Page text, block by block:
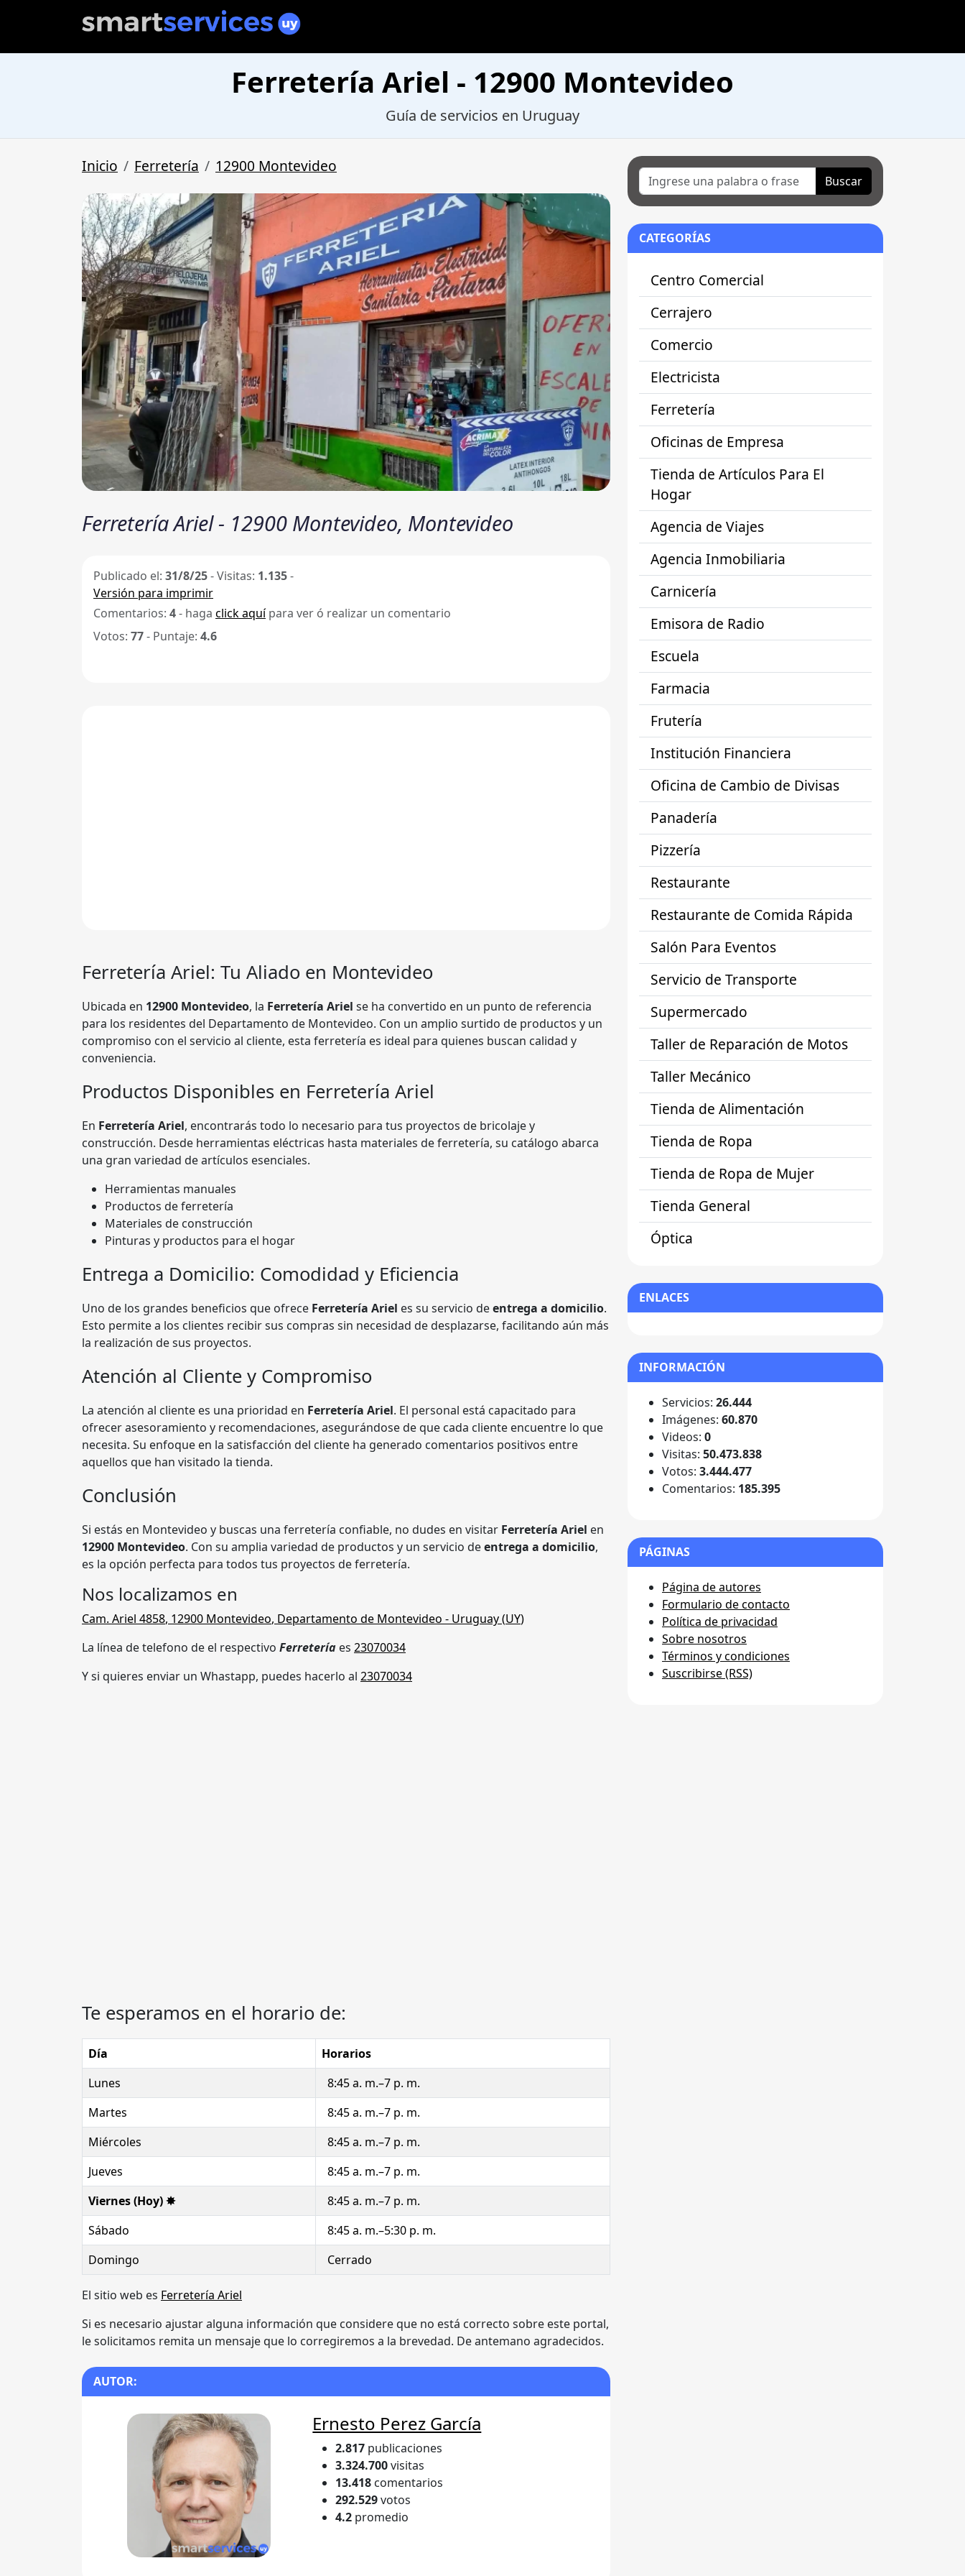
Ferretería Ariel - 12900 Montevideo
Guía de servicios en Uruguay
Inicio Ferretería 12900 Montevideo
Ferretería Ariel - 12900 Montevideo, Montevideo
Publicado el: 31/8/25-Visitas: 1.135-
Versión para imprimir
Comentarios: 4- haga click aquípara ver ó realizar un comentario
Votos: 77- Puntaje: 4.6
Ferretería Ariel: Tu Aliado en Montevideo
Ubicada en 12900 Montevideo, la Ferretería Ariel se ha convertido en un punto de referencia
para los residentes del Departamento de Montevideo. Con un amplio surtido de productos y un
compromiso con el servicio al cliente, esta ferretería es ideal para quienes buscan calidad y
conveniencia.
Productos Disponibles en Ferretería Ariel
En Ferretería Ariel, encontrarás todo lo necesario para tus proyectos de bricolaje y
construcción. Desde herramientas eléctricas hasta materiales de ferretería, su catálogo abarca
una gran variedad de artículos esenciales.
Herramientas manuales
Productos de ferretería
Materiales de construcción
Pinturas y productos para el hogar
Entrega a Domicilio: Comodidad y Eficiencia
Uno de los grandes beneficios que ofrece Ferretería Ariel es su servicio deentrega a domicilio.
Esto permite a los clientes recibir sus compras sin necesidad de desplazarse, facilitando aún más
la realización de sus proyectos.
Atención al Cliente y Compromiso
La atención al cliente es una prioridad en Ferretería Ariel. El personal está capacitado para
ofrecer asesoramiento y recomendaciones, asegurándose de que cada cliente encuentre lo que
necesita. Su enfoque en la satisfacción del cliente ha generado comentarios positivos entre
aquellos que han visitado la tienda.
Conclusión
Si estás en Montevideo y buscas una ferretería confiable, no dudes en visitar Ferretería Ariel en
12900 Montevideo. Con su amplia variedad de productos y un servicio deentrega a domicilio,
es la opción perfecta para todos tus proyectos de ferretería.
Nos localizamos en
Cam. Ariel 4858, 12900 Montevideo, Departamento de Montevideo - Uruguay (UY)
La línea de telefono de el respectivo Ferretería es 23070034
Y si quieres enviar un Whastapp, puedes hacerlo al 23070034
Te esperamos en el horario de:
Día
Horarios
Lunes
8:45 a. m.–7 p. m.
Martes
8:45 a. m.–7 p. m.
Miércoles
8:45 a. m.–7 p. m.
Jueves
8:45 a. m.–7 p. m.
Viernes (Hoy) ✸
8:45 a. m.–7 p. m.
Sábado
8:45 a. m.–5:30 p. m.
Domingo
Cerrado
El sitio web es Ferretería Ariel
Si es necesario ajustar alguna información que considere que no está correcto sobre este portal,
le solicitamos remita un mensaje que lo corregiremos a la brevedad. De antemano agradecidos.
AUTOR:
Ernesto Perez García
2.817 publicaciones
3.324.700visitas
13.418 comentarios
292.529votos
4.2 promedio
Buscar
CATEGORÍAS
Centro Comercial
Cerrajero
Comercio
Electricista
Ferretería
Oficinas de Empresa
Tienda de Artículos Para El
Hogar
Agencia de Viajes
Agencia Inmobiliaria
Carnicería
Emisora de Radio
Escuela
Farmacia
Frutería
Institución Financiera
Oficina de Cambio de Divisas
Panadería
Pizzería
Restaurante
Restaurante de Comida Rápida
Salón Para Eventos
Servicio de Transporte
Supermercado
Taller de Reparación de Motos
Taller Mecánico
Tienda de Alimentación
Tienda de Ropa
Tienda de Ropa de Mujer
Tienda General
Óptica
ENLACES
INFORMACIÓN
Servicios: 26.444
Imágenes: 60.870
Videos: 0
Visitas: 50.473.838
Votos: 3.444.477
Comentarios: 185.395
PÁGINAS
Página de autores
Formulario de contacto
Política de privacidad
Sobre nosotros
Términos y condiciones
Suscribirse (RSS)